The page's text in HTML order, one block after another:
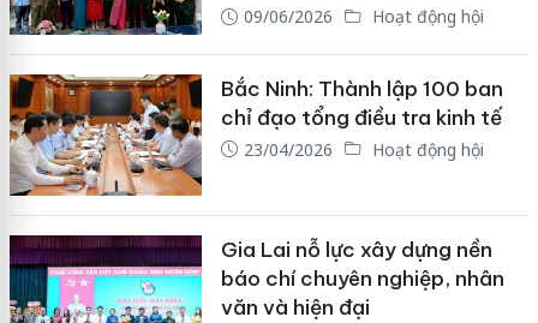
09/06/2026 Hoạt động hội
Bắc Ninh: Thành lập 100 ban
chỉ đạo tổng điều tra kinh tế
23/04/2026 Hoạt động hội
Gia Lai nỗ lực xây dựng nền
báo chí chuyên nghiệp, nhân
văn và hiện đại